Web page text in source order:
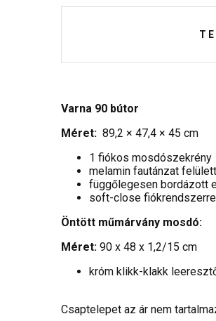
Varna 90 bútor
Méret: 89,2 × 47,4 × 45 cm
1 fiókos mosdószekrény
melamin fautánzat
függőlegesen bordázott
soft-close fiókrendszerrel
Öntött műmárvány mosdó:
Méret: 90 x 48 x 1,2/15 cm
króm klikk-klakk
Csaptelepet az ár nem